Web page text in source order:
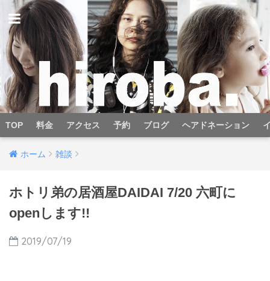
TOP 料金 アクセス 予約 ブログ ヘアドネーション
ホーム 雑談
ホトリ弟の居酒屋DAIDAI 7/20 六町に
openします!!
2019/07/19